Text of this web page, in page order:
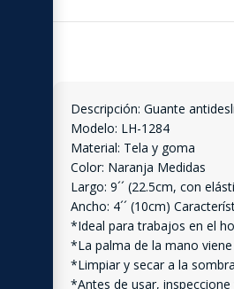
Descripción: Guante
Modelo: LH-1284
Material: Tela y goma
Color: Naranja Medidas
Largo: 9´´ (22.5cm, con
Ancho: 4´´ (10cm)
*Ideal para trabajos en el
*La palma de la mano
*Limpiar y secar a la
*Antes de usar, inspeccione